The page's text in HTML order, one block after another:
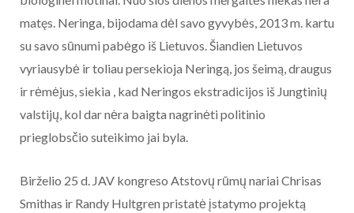
matęs. Neringa, bijodama dėl savo gyvybės, 2013 m. kartu
su savo sūnumi pabėgo iš Lietuvos. Šiandien Lietuvos
vyriausybė ir toliau persekioja Neringą, jos šeimą, draugus
ir rėmėjus, siekia , kad Neringos ekstradicijos iš Jungtinių
valstijų, kol dar nėra baigta nagrinėti politinio
prieglobsčio suteikimo jai byla.
Birželio 25 d. JAV kongreso Atstovų rūmų nariai Chrisas
Smithas ir Randy Hultgren pristatė įstatymo projektą